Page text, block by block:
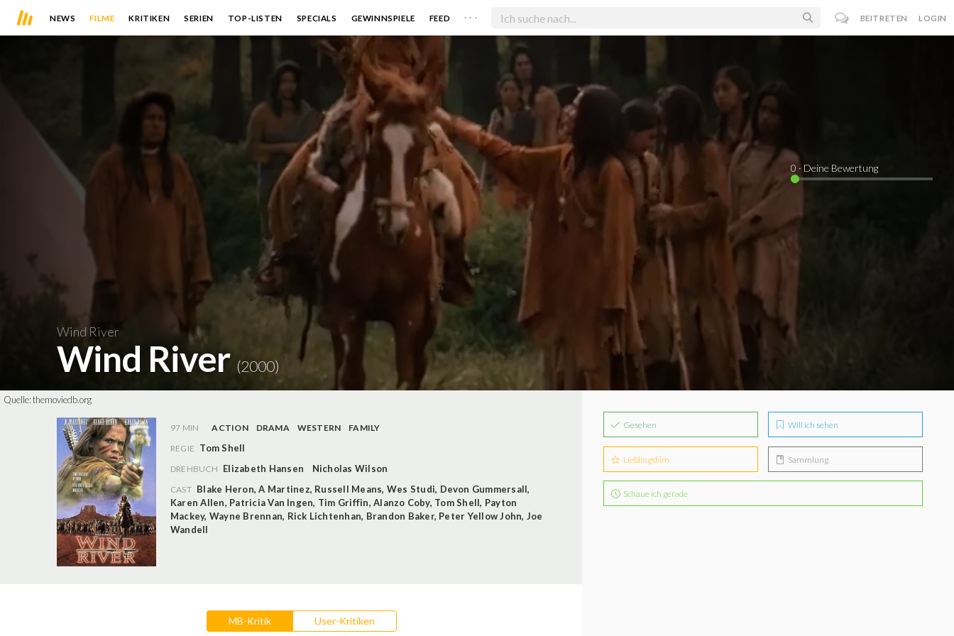
NEWS FILME KRITIKEN SERIEN TOP-LISTEN SPECIALS GEWINNSPIELE FEED . . . BEITRETEN LOGIN
Wind River
Wind River (2000)
0 · Deine Bewertung
Quelle:themoviedb.org
97 MIN ACTION DRAMA WESTERN
FAMILY
REGIE Tom Shell
DREHBUCH Elizabeth Hansen Nicholas Wilson
CAST Blake Heron,A Martinez, Russell Means, Wes Studi, Devon Gummersall,
Karen Allen, Patricia Van Ingen, Tim Griffin,Alanzo Coby, Tom Shell, Payton
Mackey, Wayne Brennan, Rick Lichtenhan, Brandon Baker, Peter Yellow John, Joe
Wandell
MB-Kritik User-Kritiken
Gesehen Will ich sehen
Lieblingsfilm Sammlung
Schaue ich gerade